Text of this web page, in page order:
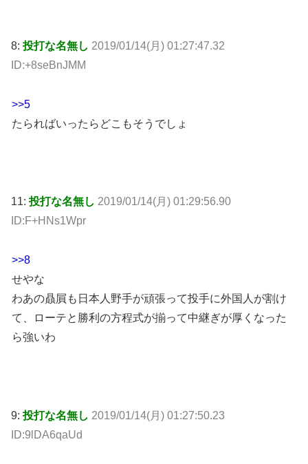
8:投打な名無し 2019/01/14(月) 01:27:47.32
ID:+8seBnJMM
>>5
たらればいったらどこもそうでしょ
11:投打な名無し 2019/01/14(月) 01:29:56.90
ID:F+HNs1Wpr
>>8
せやな
わあの贔屓も日本人野手が頑張って投手に外国人が割け
て、ローテと勝利の方程式が揃って中継ぎが厚くなった
ら強いわ
9:投打な名無し 2019/01/14(月) 01:27:50.23
ID:9lDA6qaUd